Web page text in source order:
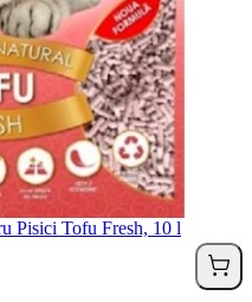
Pisici Tofu Fresh, 10 l